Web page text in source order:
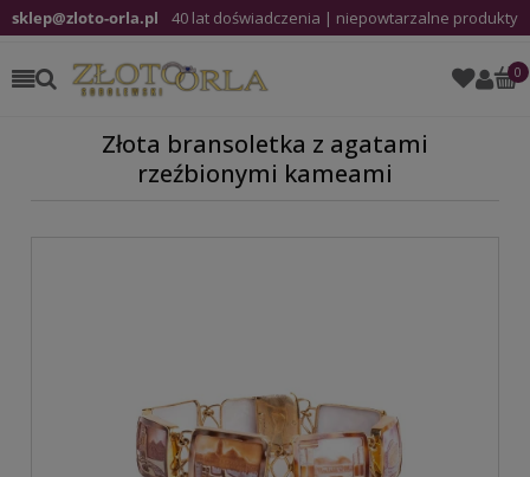
sklep@zloto-orla.pl 40 lat doświadczenia | niepowtarzalne produkty
Złota bransoletka z agatami
rzeźbionymi kameami